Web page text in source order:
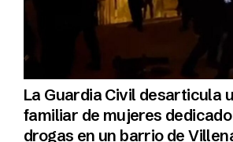
La Guardia Civil desarticula
familiar de mujeres
drogas en un barrio de